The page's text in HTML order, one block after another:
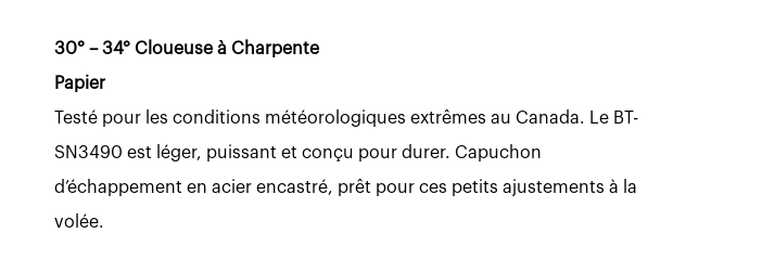
30° – 34° Cloueuse à Charpente
Papier
Testé pour les conditions météorologiques extrêmes au Canada. Le BT-
SN3490 est léger, puissant et conçu pour durer. Capuchon
d’échappement en acier encastré, prêt pour ces petits ajustements à la
volée.